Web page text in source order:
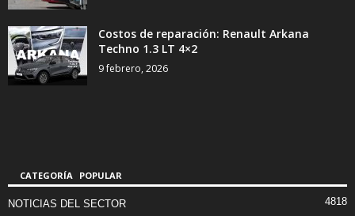
Costos de reparación: Renault Arkana
Techno 1.3 LT 4×2
9 febrero, 2026
CATEGORÍA POPULAR
NOTICIAS DEL SECTOR 4818